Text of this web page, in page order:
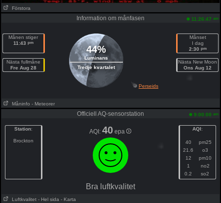
Förstora
Information om månfasen 11:26:47 am
Månen stiger
11:43 pm
Nästa fullmåne
Fre Aug 28
44%
Luminans
Tredje kvartalet
Månset
I dag
2:30 pm
Nästa New Moon
Ons Aug 12
Perseids
Måninfo - Meteorer
Officiell AQ-sensorstation 9:00:00 am
Station:
Brockton
AQI:40 epa AQI:
40
pm25
21.6
o3
12
pm10
1
no2
0.2
so2
Bra luftkvalitet
Luftkvalitet - Hel sida - Karta